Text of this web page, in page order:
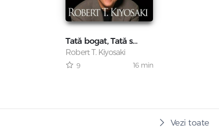
Tată bogat, Tată sărac
Robert T. Kiyosaki
9 16 min
Vezi toate